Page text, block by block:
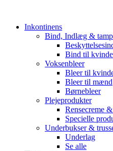
Inkontinens
Bind, Indlæg &
Bind til
Voksenbleer
Bleer til
Bleer til mænd
Børnebleer
Plejeprodukter
Rensecreme
Specielle
Underbukser &
Underlag
Se alle